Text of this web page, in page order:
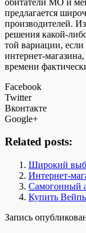
предлагается
производителей.
решения какой-
той вариации,
интернет-
времени
Facebook
Twitter
Вконтакте
Google+
Related posts:
Широкий
Интернет-
Cамогонный
Купить
Запись